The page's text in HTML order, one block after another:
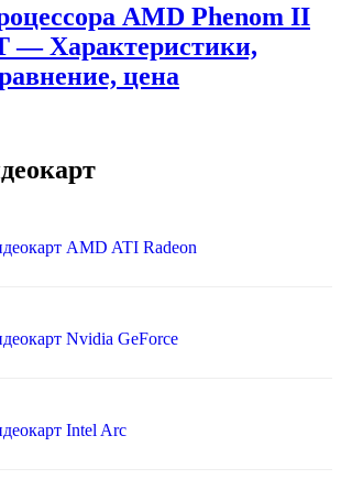
AMD Phenom II
— Характеристики,
цена
AMD ATI Radeon
Nvidia GeForce
Intel Arc